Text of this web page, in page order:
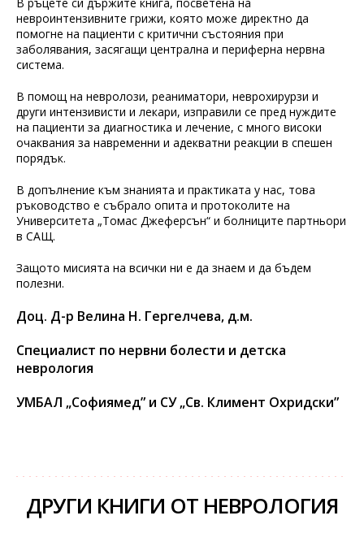
невроинтензивните грижи, която може директно да
помогне на пациенти с критични състояния при
заболявания, засягащи централна и периферна нервна
система.
В помощ на невролози, реаниматори, неврохирурзи и
други интензивисти и лекари, изправили се пред нуждите
на пациенти за диагностика и лечение, с много високи
очаквания за навременни и адекватни реакции в спешен
порядък.
В допълнение към знанията и практиката у нас, това
ръководство е събрало опита и протоколите на
Университета „Томас Джеферсън“ и болниците партньори
в САЩ.
Защото мисията на всички ни е да знаем и да бъдем
полезни.
Доц. Д-р Велина Н. Гергелчева, д.м.
Специалист по нервни болести и детска
неврология
УМБАЛ „Софиямед” и СУ „Св. Климент Охридски”
ДРУГИ КНИГИ ОТ НЕВРОЛОГИЯ